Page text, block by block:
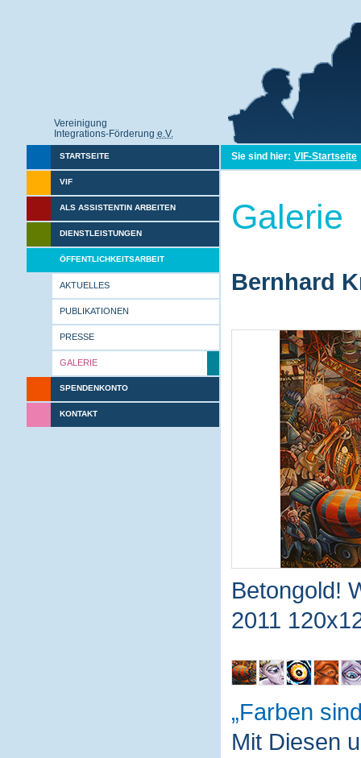
Vereinigung
Integrations-Förderung e.V.
STARTSEITE
VIF
ALS ASSISTENTIN ARBEITEN
DIENSTLEISTUNGEN
ÖFFENTLICHKEITSARBEIT
AKTUELLES
PUBLIKATIONEN
PRESSE
GALERIE
SPENDENKONTO
KONTAKT
Sie sind hier: VIF-Startseite
Galerie
Bernhard
Betongold!
2011
Farben
Mit Diesen